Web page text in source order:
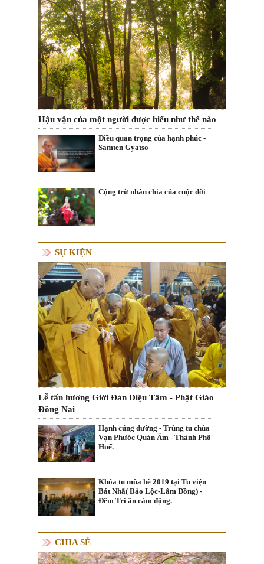
Hậu vận của một người được hiểu như thế nào
Điều quan trọng của hạnh phúc -
Samten Gyatso
Cộng trừ nhân chia của cuộc đời
SỰ KIỆN
Lễ tấn hương Giới Đàn Diệu Tâm - Phật Giáo
Đồng Nai
Hạnh cúng dường - Trùng tu chùa
Vạn Phước Quán Âm - Thành Phố
Huế.
Khóa tu mùa hè 2019 tại Tu viện
Bát Nhã( Bảo Lộc-Lâm Đồng) -
Đêm Tri ân cảm động.
CHIA SẺ